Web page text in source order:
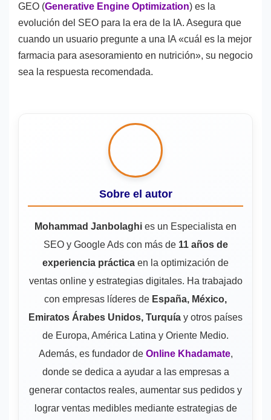
GEO (Generative Engine Optimization) es la
evolución del SEO para la era de la IA. Asegura que
cuando un usuario pregunte a una IA «cuál es la mejor
farmacia para asesoramiento en nutrición», su negocio
sea la respuesta recomendada.
Sobre el autor
Mohammad Janbolaghi es un Especialista en
SEO y Google Ads con más de 11 años de
experiencia práctica en la optimización de
ventas online y estrategias digitales. Ha trabajado
con empresas líderes de España, México,
Emiratos Árabes Unidos, Turquía y otros países
de Europa, América Latina y Oriente Medio.
Además, es fundador de Online Khadamate,
donde se dedica a ayudar a las empresas a
generar contactos reales, aumentar sus pedidos y
lograr ventas medibles mediante estrategias de